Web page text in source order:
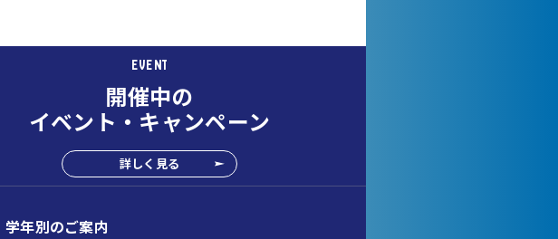
EVENT
開催中の
イベント・キャンペーン
詳しく見る
学年別のご案内